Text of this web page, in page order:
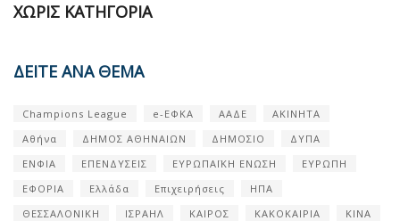
ΧΩΡΊΣ ΚΑΤΗΓΟΡΊΑ
ΔΕΙΤΕ ΑΝΑ ΘΕΜΑ
Champions League e-ΕΦΚΑ ΑΑΔΕ
ΑΚΙΝΗΤΑ
Αθήνα
ΔΗΜΟΣ ΑΘΗΝΑΙΩΝ ΔΗΜΟΣΙΟ
ΔΥΠΑ
ΕΝΦΙΑ
ΕΠΕΝΔΥΣΕΙΣ ΕΥΡΩΠΑΪΚΗ ΕΝΩΣΗ
ΕΥΡΩΠΗ
ΕΦΟΡΙΑ
Ελλάδα Επιχειρήσεις
ΗΠΑ
ΘΕΣΣΑΛΟΝΙΚΗ
ΙΣΡΑΗΛ ΚΑΙΡΟΣ ΚΑΚΟΚΑΙΡΙΑ
ΚΙΝΑ